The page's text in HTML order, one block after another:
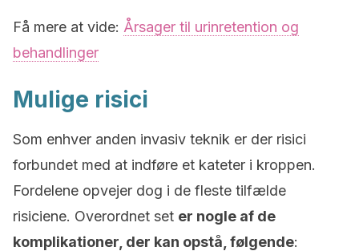
Få mere at vide: Årsager til urinretention og
behandlinger
Mulige risici
Som enhver anden invasiv teknik er der risici
forbundet med at indføre et kateter i kroppen.
Fordelene opvejer dog i de fleste tilfælde
risiciene. Overordnet set er nogle af de
komplikationer, der kan opstå, følgende: